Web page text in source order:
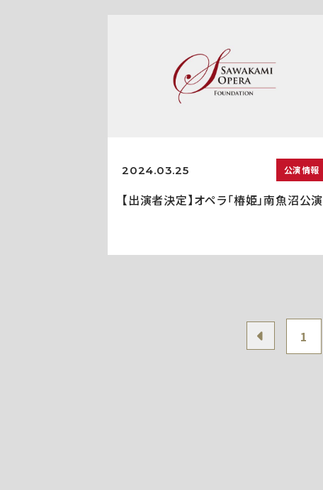
2024.03.25 公演情報
【出演者決定】オペラ「椿姫」南魚沼公演
1